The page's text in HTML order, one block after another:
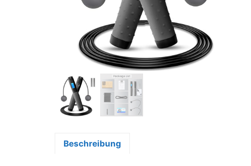
Beschreibung